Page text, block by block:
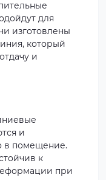
для
изготовлены
который
и
и
в помещение.
к
при